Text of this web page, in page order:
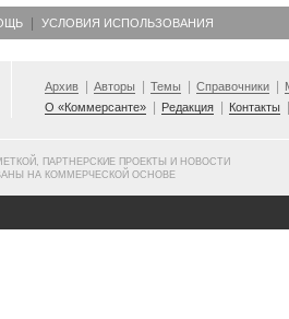
УСЛОВИЯ ИСПОЛЬЗОВАНИЯ
Архив Авторы Темы Справочники
О «Коммерсанте»
Редакция Контакты
ПАРТНЕРСКИЕ ПРОЕКТЫ И НОВОСТИ
НА КОММЕРЧЕСКОЙ ОСНОВЕ